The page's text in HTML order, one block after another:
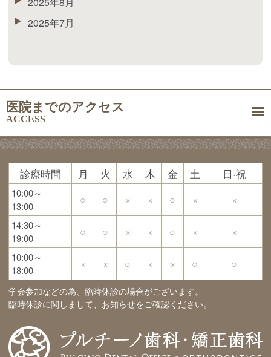
2025年7月
医院までのアクセス
ACCESS
診療時間 月 火 水 木 金 土 日·祝
10:00～
13:00
○ ○ × × ○ × ×
14:30～
19:00
○ ○ × × ○ × ×
10:00～
18:00
× × ○ × × ○ ○
学会参加などの為、臨時休診の場合がございます。
臨時休診に関しまして、お知らせをご確認ください。